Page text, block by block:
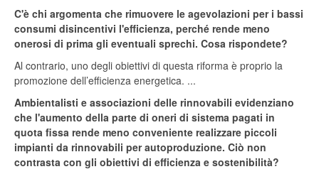
C'è chi argomenta che rimuovere le agevolazioni per i bassi
consumi disincentivi l'efficienza, perché rende meno
onerosi di prima gli eventuali sprechi. Cosa rispondete?
Al contrario, uno degli obiettivi di questa riforma è proprio la
promozione dell’efficienza energetica. ...
Ambientalisti e associazioni delle rinnovabili evidenziano
che l'aumento della parte di oneri di sistema pagati in
quota fissa rende meno conveniente realizzare piccoli
impianti da rinnovabili per autoproduzione. Ciò non
contrasta con gli obiettivi di efficienza e sostenibilità?